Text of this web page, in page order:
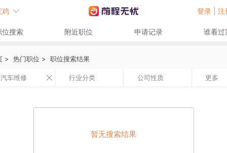
鸡 登录 | 注
位搜索 附近职位 申请记录 谁看过
> 热门职位 > 职位搜索结果
汽车维修 行业分类 公司性质 更多
暂无搜索结果